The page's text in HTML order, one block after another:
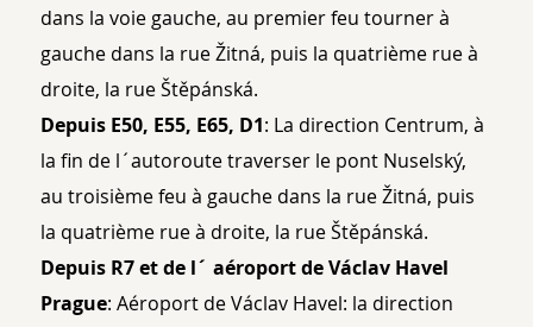
dans la voie gauche, au premier feu tourner à
gauche dans la rue Žitná, puis la quatrième rue à
droite, la rue Štěpánská.
Depuis E50, E55, E65, D1: La direction Centrum, à
la fin de l´autoroute traverser le pont Nuselský,
au troisième feu à gauche dans la rue Žitná, puis
la quatrième rue à droite, la rue Štěpánská.
Depuis R7 et de l´ aéroport de Václav Havel
Prague: Aéroport de Václav Havel: la direction